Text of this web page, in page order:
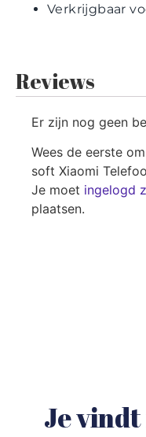
Verkrijgbaar
Reviews
Er zijn nog geen
Wees de eerste
soft Xiaomi
Je moet ingelogd
plaatsen.
Je